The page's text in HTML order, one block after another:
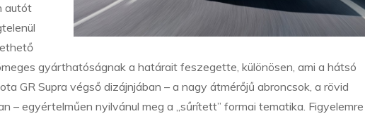
autót
gyárthatóságnak a határait feszegette, különösen, ami a hátsó
GR Supra végső dizájnjában – a nagy átmérőjű abroncsok, a rövid
– egyértelműen nyilvánul meg a „sűrített” formai tematika. Figyelemre